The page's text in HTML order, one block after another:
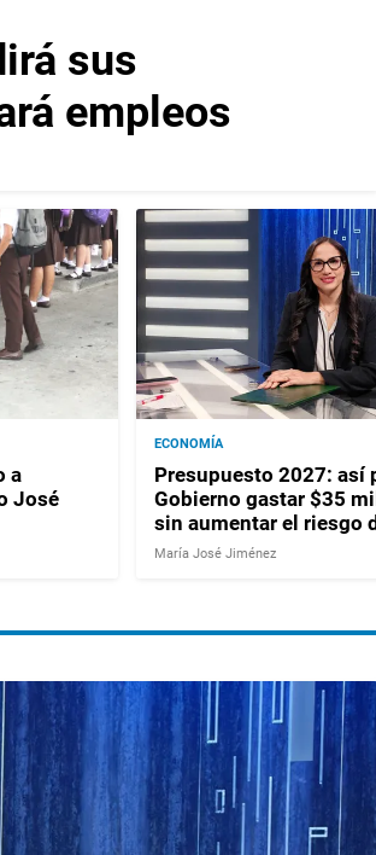
sus
empleos
a
José
ECONOMÍA
Presupuesto 2027: así
Gobierno gastar $35
sin aumentar el riesgo
María José Jiménez